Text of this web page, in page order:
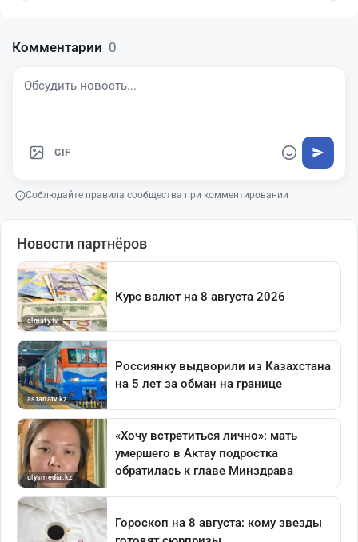
Комментарии 0
GIF
Соблюдайте правила сообщества при комментировании